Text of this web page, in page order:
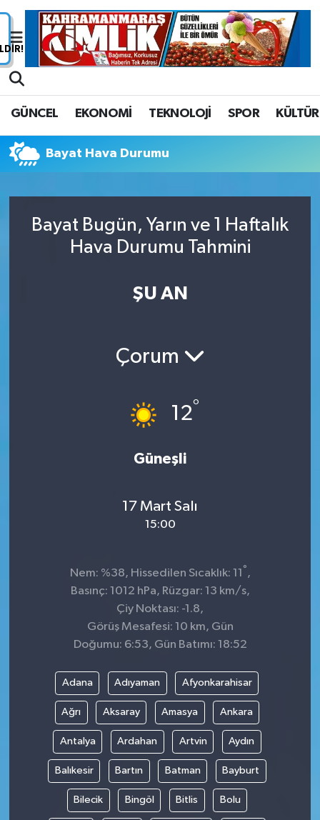
GÜNCEL EKONOMİ TEKNOLOJİ SPOR KÜLTÜR
Bayat Hava Durumu
Bayat Bugün, Yarın ve 1 Haftalık
Hava Durumu Tahmini
ŞU AN
Çorum
12°
Güneşli
17 Mart Salı
15:00
Nem: %38, Hissedilen Sıcaklık: 11 ° ,
Basınç: 1012 hPa, Rüzgar: 13 km/s,
Çiy Noktası: -1.8,
Görüş Mesafesi: 10 km, Gün
Doğumu: 6:53, Gün Batımı: 18:52
Adana Adıyaman Afyonkarahisar
Ağrı Aksaray Amasya Ankara
Antalya Ardahan Artvin Aydın
Balıkesir Bartın Batman Bayburt
Bilecik Bingöl Bitlis Bolu
Nöbetçi Eczaneler
Trafik Durumu
Süper Lig Puan Durumu ve Fikstür
Tüm Manşetler